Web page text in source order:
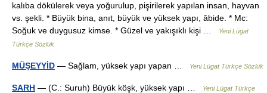
kalıba dökülerek veya yoğurulup, pişirilerek yapılan insan, hayvan
vs. şekli. * Büyük bina, anıt, büyük ve yüksek yapı, âbide. * Mc:
Soğuk ve duygusuz kimse. * Güzel ve yakışıklı kişi …
Yeni Lügat
Türkçe Sözlük
MÜŞEYYİD — Sağlam, yüksek yapı yapan … Yeni Lügat Türkçe Sözlük
SARH — (C.: Suruh) Büyük köşk, yüksek yapı …
Yeni Lügat Türkçe